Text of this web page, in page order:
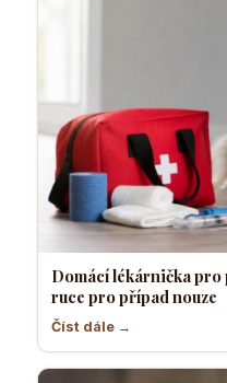
Domácí lékárnička pro
ruce pro případ nouze
Číst dále →